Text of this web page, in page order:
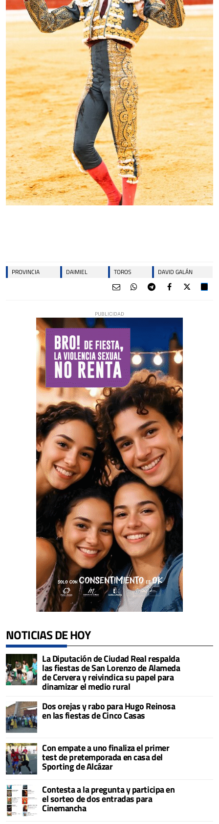
PROVINCIA DAIMIEL TOROS DAVID GALÁN
NOTICIAS DE HOY
La Diputación de Ciudad Real respalda
las fiestas de San Lorenzo de Alameda
de Cervera y reivindica su papel para
dinamizar el medio rural
Dos orejas y rabo para Hugo Reinosa
en las fiestas de Cinco Casas
Con empate a uno finaliza el primer
test de pretemporada en casa del
Sporting de Alcázar
Contesta a la pregunta y participa en
el sorteo de dos entradas para
Cinemancha